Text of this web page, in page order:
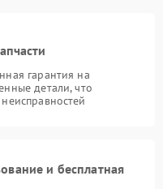
гарантия на
детали, что
и бесплатная